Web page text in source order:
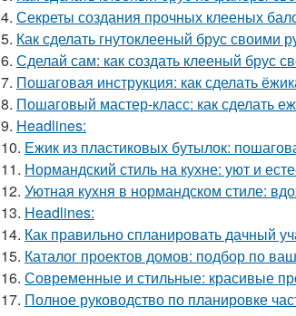
4. Секреты создания прочных клееных
5. Как сделать гнутоклееный брус своими
6. Сделай сам: как создать клееный брус
7. Пошаговая инструкция: как сделать
8. Пошаговый мастер-класс: как сделать
9. Headlines:
10. Ежик из пластиковых бутылок:
11. Нормандский стиль на кухне: уют и
12. Уютная кухня в нормандском стиле:
13. Headlines:
14. Как правильно спланировать дачный
15. Каталог проектов домов: подбор по
16. Современные и стильные: красивые
17. Полное руководство по планировке